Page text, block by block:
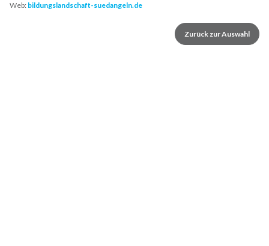
Web: bildungslandschaft-suedangeln.de
Zurück zur Auswahl